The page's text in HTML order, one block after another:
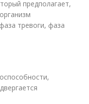
предполагает,
тревоги, фаза